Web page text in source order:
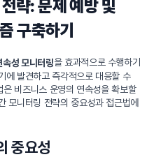
략: 문제 예방 및
구축하기
속성 모니터링을 효과적으로 수행하기
에 발견하고 즉각적으로 대응할 수
비즈니스 운영의 연속성을 확보할
모니터링 전략의 중요성과 접근법에
중요성